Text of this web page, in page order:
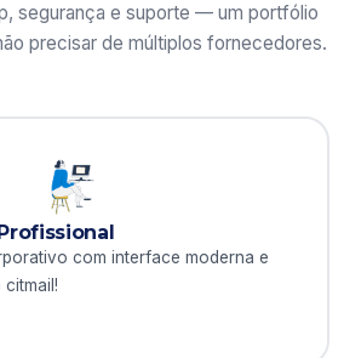
segurança e suporte — um portfólio
precisar de múltiplos fornecedores.
com interface moderna e